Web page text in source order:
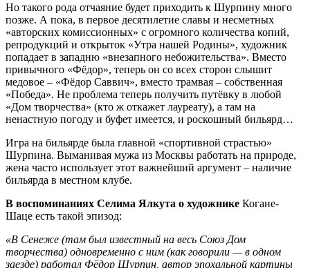
Но такого рода отчаяние будет приходить к Шурпину много
позже. А пока, в первое десятилетие славы и несметных
«авторских комиссионных» с огромного количества копий,
репродукций и открыток «Утра нашей Родины», художник
попадает в западню «внезапного небожительства». Вместо
привычного «Фёдор», теперь он со всех сторон слышит
медовое – «Фёдор Саввич», вместо трамвая – собственная
«Победа». Не проблема теперь получить путёвку в любой
«Дом творчества» (кто ж откажет лауреату), а там на
ненастную погоду и буфет имеется, и роскошный бильярд…
Игра на бильярде была главной «спортивной страстью»
Шурпина. Выманивая мужа из Москвы работать на природе,
жена часто использует этот важнейший аргумент – наличие
бильярда в местном клубе.
В воспоминаниях Селима Ялкута о художнике Когане-
Шаце есть такой эпизод:
«В Сенеже (там был известный на весь Союз Дом
творчества) одновременно с ним (как говорили — в одном
заезде) работал Фёдор Шурпин, автор эпохальной картины